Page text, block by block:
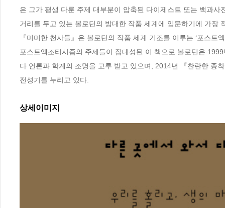
은 그가 평생 다룬 주제 대부분이 압축된 다이제스트 또는 백과
거리를 두고 있는 볼로딘의 방대한 작품 세계에 입문하기에 가장
『미미한 천사들』은 볼로딘의 작품 세계 기조를 이루는 ‘포스
포스트엑조티시즘의 주제들이 집대성된 이 책으로 볼로딘은
다 언론과 학계의 조명을 고루 받고 있으며, 2014년 『찬란한 종
전성기를 누리고 있다.
상세이미지